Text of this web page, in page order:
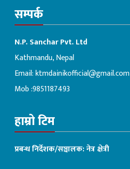
सम्पर्क
N.P. Sanchar Pvt. Ltd
Kathmandu, Nepal
Email:ktmdainikofficial@gmail.com
Mob :9851187493
हाम्रो टिम
प्रबन्ध निर्देशक/सञ्चालक: नेत्र क्षेत्री